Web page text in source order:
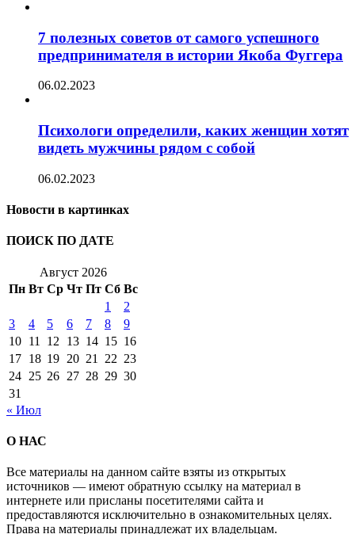
7 полезных советов от самого успешного
предпринимателя в истории Якоба Фуггера
06.02.2023
Психологи определили, каких женщин хотят
видеть мужчины рядом с собой
06.02.2023
Новости в картинках
ПОИСК ПО ДАТЕ
Август 2026
Пн Вт Ср Чт Пт Сб Вс
1
2
3
4 5 6 7 8
9
10 11 12 13 14 15 16
17 18 19 20 21 22 23
24 25 26 27 28 29 30
31
« Июл
О НАС
Все материалы на данном сайте взяты из открытых
источников — имеют обратную ссылку на материал в
интернете или присланы посетителями сайта и
предоставляются исключительно в ознакомительных целях.
Права на материалы принадлежат их владельцам.